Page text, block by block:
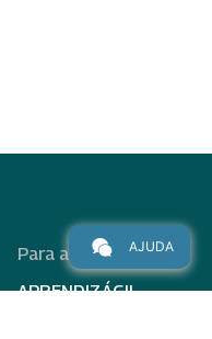
Para alunos
APRENDIZÁGIL
AJUDA